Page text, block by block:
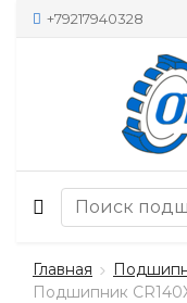
+79217940328
Главная
Подшипник